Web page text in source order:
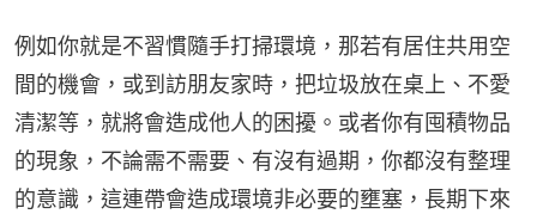
例如你就是不習慣隨手打掃環境，那若有居住共用空
間的機會，或到訪朋友家時，把垃圾放在桌上、不愛
清潔等，就將會造成他人的困擾。或者你有囤積物品
的現象，不論需不需要、有沒有過期，你都沒有整理
的意識，這連帶會造成環境非必要的壅塞，長期下來